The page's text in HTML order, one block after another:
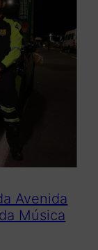
Avenida
Música